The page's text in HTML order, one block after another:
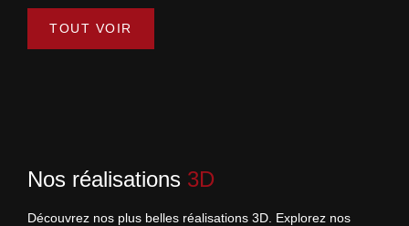
TOUT VOIR
Nos réalisations 3D
Découvrez nos plus belles réalisations 3D. Explorez nos